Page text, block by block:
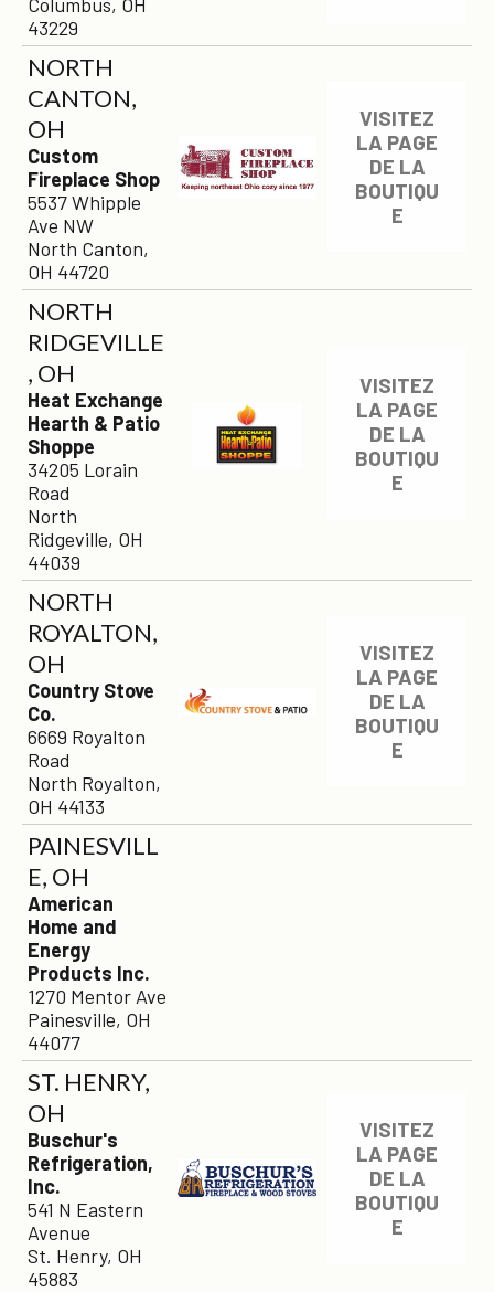
43229
NORTH
CANTON,
OH
Custom
Fireplace Shop
5537 Whipple
Ave NW
North Canton,
OH 44720
VISITEZ
LA PAGE
DE LA
BOUTIQU
E
NORTH
RIDGEVILLE
, OH
Heat Exchange
Hearth & Patio
Shoppe
34205 Lorain
Road
North
Ridgeville, OH
44039
VISITEZ
LA PAGE
DE LA
BOUTIQU
E
NORTH
ROYALTON,
OH
Country Stove
Co.
6669 Royalton
Road
North Royalton,
OH 44133
VISITEZ
LA PAGE
DE LA
BOUTIQU
E
PAINESVILL
E, OH
American
Home and
Energy
Products Inc.
1270 Mentor Ave
Painesville, OH
44077
ST. HENRY,
OH
Buschur's
Refrigeration,
Inc.
541 N Eastern
Avenue
St. Henry, OH
45883
VISITEZ
LA PAGE
DE LA
BOUTIQU
E